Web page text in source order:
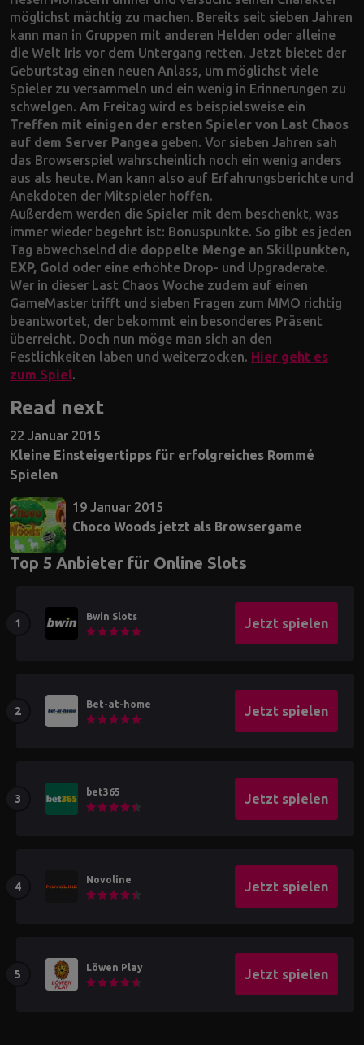
möglichst mächtig zu machen. Bereits seit sieben Jahren
kann man in Gruppen mit anderen Helden oder alleine
die Welt Iris vor dem Untergang retten. Jetzt bietet der
Geburtstag einen neuen Anlass, um möglichst viele
Spieler zu versammeln und ein wenig in Erinnerungen zu
schwelgen. Am Freitag wird es beispielsweise ein
Treffen mit einigen der ersten Spieler von Last Chaos
auf dem Server Pangea geben. Vor sieben Jahren sah
das Browserspiel wahrscheinlich noch ein wenig anders
aus als heute. Man kann also auf Erfahrungsberichte und
Anekdoten der Mitspieler hoffen.
Außerdem werden die Spieler mit dem beschenkt, was
immer wieder begehrt ist: Bonuspunkte. So gibt es jeden
Tag abwechselnd die doppelte Menge an Skillpunkten,
EXP, Gold oder eine erhöhte Drop- und Upgraderate.
Wer in dieser Last Chaos Woche zudem auf einen
GameMaster trifft und sieben Fragen zum MMO richtig
beantwortet, der bekommt ein besonderes Präsent
überreicht. Doch nun möge man sich an den
Festlichkeiten laben und weiterzocken. Hier geht es
zum Spiel.
Read next
22 Januar 2015
Kleine Einsteigertipps für erfolgreiches Rommé
Spielen
19 Januar 2015
Choco Woods jetzt als Browsergame
Top 5 Anbieter für Online Slots
Bwin Slots Jetzt spielen
Bet-at-home Jetzt spielen
bet365 Jetzt spielen
Novoline Jetzt spielen
Löwen Play Jetzt spielen